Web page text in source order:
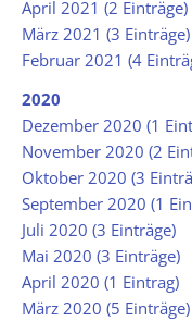
April 2021 (2 Einträge)
März 2021 (3 Einträge)
Februar 2021 (4
2020
Dezember 2020 (1
November 2020 (2
Oktober 2020 (3
September 2020 (1
Juli 2020 (3 Einträge)
Mai 2020 (3 Einträge)
April 2020 (1 Eintrag)
März 2020 (5 Einträge)